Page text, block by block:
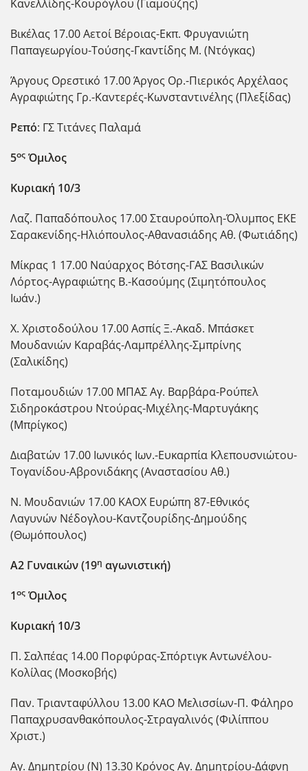
Κανελλίδης-Κουρόγλου (Γιαμούζης)
Βικέλας 17.00 Αετοί Βέροιας-Εκπ. Φρυγανιώτη
Παπαγεωργίου-Τούσης-Γκαντίδης Μ. (Ντόγκας)
Άργους Ορεστικό 17.00 Άργος Ορ.-Πιερικός Αρχέλαος
Αγραφιώτης Γρ.-Καντερές-Κωνσταντινέλης (Πλεξίδας)
Ρεπό: ΓΣ Τιτάνες Παλαμά
5ος Όμιλος
Κυριακή 10/3
Λαζ. Παπαδόπουλος 17.00 Σταυρούπολη-Όλυμπος ΕΚΕ
Σαρακενίδης-Ηλιόπουλος-Αθανασιάδης Αθ. (Φωτιάδης)
Μίκρας 1 17.00 Ναύαρχος Βότσης-ΓΑΣ Βασιλικών
Λόρτος-Αγραφιώτης Β.-Κασούμης (Σιμητόπουλος
Ιωάν.)
Χ. Χριστοδούλου 17.00 Ασπίς Ξ.-Ακαδ. Μπάσκετ
Μουδανιών Καραβάς-Λαμπρέλλης-Σμπρίνης
(Σαλικίδης)
Ποταμουδιών 17.00 ΜΠΑΣ Αγ. Βαρβάρα-Ρούπελ
Σιδηροκάστρου Ντούρας-Μιχέλης-Μαρτυγάκης
(Μπρίγκος)
Διαβατών 17.00 Ιωνικός Ιων.-Ευκαρπία Κλεπουσνιώτου-
Τογανίδου-Αβρονιδάκης (Αναστασίου Αθ.)
Ν. Μουδανιών 17.00 ΚΑΟΧ Ευρώπη 87-Εθνικός
Λαγυνών Νέδογλου-Καντζουρίδης-Δημούδης
(Θωμόπουλος)
Α2 Γυναικών (19η αγωνιστική)
1ος Όμιλος
Κυριακή 10/3
Π. Σαλπέας 14.00 Πορφύρας-Σπόρτιγκ Αντωνέλου-
Κολίλας (Μοσκοβής)
Παν. Τριανταφύλλου 13.00 ΚΑΟ Μελισσίων-Π. Φάληρο
Παπαχρυσανθακόπουλος-Στραγαλινός (Φιλίππου
Χριστ.)
Αγ. Δημητρίου (Ν) 13.30 Κρόνος Αγ. Δημητρίου-Δάφνη